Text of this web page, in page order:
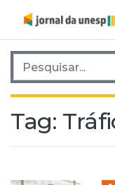
Pesquisar por:
Tag: